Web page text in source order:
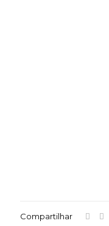
Compartilhar